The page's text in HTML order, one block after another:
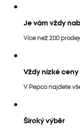
Je vám vždy
Více než 200
Vždy nízké ceny
V Pepco najdete
Široký výběr